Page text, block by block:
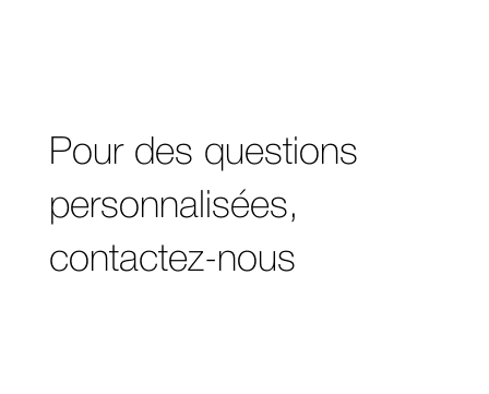
Pour des questions
personnalisées,
contactez-nous